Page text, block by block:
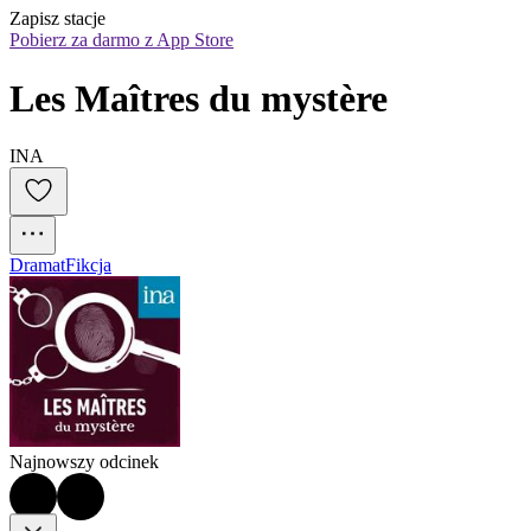
Zapisz stacje
Pobierz za darmo z App Store
Les Maîtres du mystère
INA
DramatFikcja
Najnowszy odcinek